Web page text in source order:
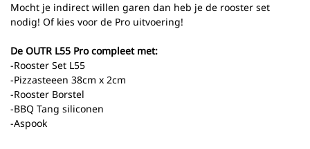
Mocht je indirect willen garen dan heb je de rooster set
nodig! Of kies voor de Pro uitvoering!
De OUTR L55 Pro compleet met:
-Rooster Set L55
-Pizzasteeen 38cm x 2cm
-Rooster Borstel
-BBQ Tang siliconen
-Aspook